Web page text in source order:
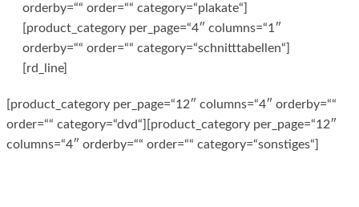
orderby=““ order=““ category=“plakate“]
[product_category per_page=“4″ columns=“1″
orderby=““ order=““ category=“schnitttabellen“]
[rd_line]
[product_category per_page=“12″ columns=“4″ orderby=““
order=““ category=“dvd“][product_category per_page=“12″
columns=“4″ orderby=““ order=““ category=“sonstiges“]